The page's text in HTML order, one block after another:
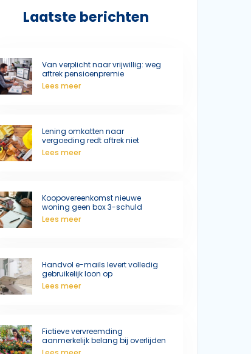
Laatste berichten
Van verplicht naar vrijwillig: weg
aftrek pensioenpremie
Lees meer
Lening omkatten naar
vergoeding redt aftrek niet
Lees meer
Koopovereenkomst nieuwe
woning geen box 3-schuld
Lees meer
Handvol e-mails levert volledig
gebruikelijk loon op
Lees meer
Fictieve vervreemding
aanmerkelijk belang bij overlijden